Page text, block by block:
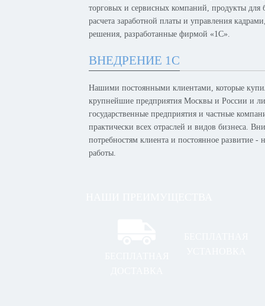
торговых и сервисных компаний, продукты для
расчета заработной платы и управления
решения, разработанные фирмой «1С».
ВНЕДРЕНИЕ 1С
Нашими постоянными клиентами, которые
крупнейшие предприятия Москвы и России и
государственные предприятия и частные
практически всех отраслей и видов бизнеса.
потребностям клиента и постоянное развитие
работы.